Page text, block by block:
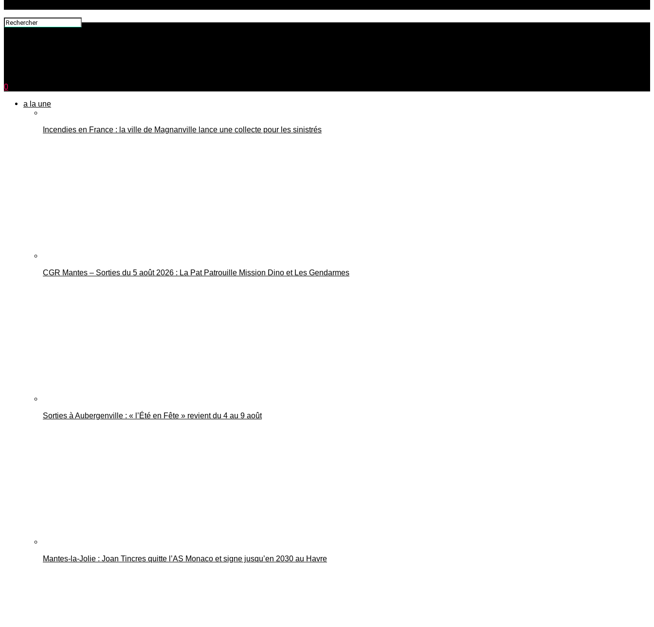
0
a la une
Incendies en France : la ville de Magnanville lance une collecte pour les sinistrés
CGR Mantes – Sorties du 5 août 2026 : La Pat Patrouille Mission Dino et Les Gendarmes
Sorties à Aubergenville : « l’Été en Fête » revient du 4 au 9 août
Mantes-la-Jolie : Joan Tincres quitte l’AS Monaco et signe jusqu’en 2030 au Havre